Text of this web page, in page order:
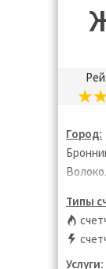
Город:
Типы
Услуги: